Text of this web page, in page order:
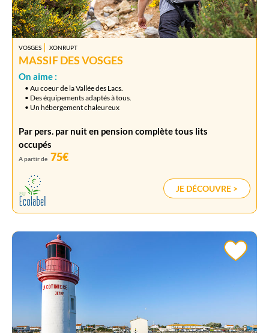
VOSGES XONRUPT
MASSIF DES VOSGES
On aime :
• Au coeur de la Vallée des Lacs.
• Des équipements adaptés à tous.
• Un hébergement chaleureux
Par pers. par nuit en pension complète tous lits
occupés
A partir de 75€
JE DÉCOUVRE >